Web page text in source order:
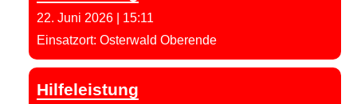
22. Juni 2026
15:11
Einsatzort: Osterwald Oberende
Hilfeleistung